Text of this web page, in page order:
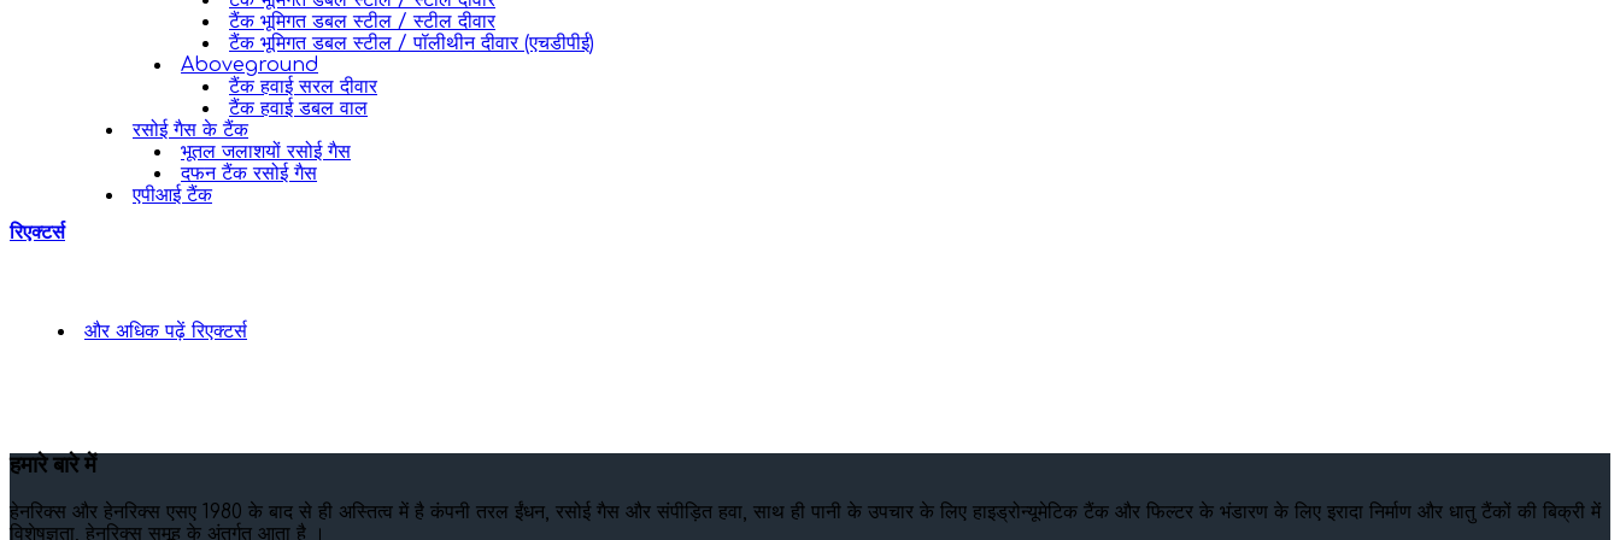
टैंक भूमिगत डबल स्टील / स्टील दीवार
टैंक भूमिगत डबल स्टील / पॉलीथीन दीवार (एचडीपीई)
Aboveground
टैंक हवाई सरल दीवार
टैंक हवाई डबल वाल
रसोई गैस के टैंक
भूतल जलाशयों रसोई गैस
दफन टैंक रसोई गैस
एपीआई टैंक
रिएक्टर्स
और अधिक पढ़ें रिएक्टर्स
हमारे बारे में
हेनरिक्स और हेनरिक्स एसए 1980 के बाद से ही अस्तित्व में है कंपनी तरल ईंधन, रसोई गैस और संपीड़ित हवा, साथ ही पानी के उपचार के लिए हाइड्रोन्यूमेटिक टैंक और फिल्टर के भंडारण के लिए इरादा निर्माण और धातु टैंकों की बिक्री में
विशेषज्ञता, हेनरिक्स समूह के अंतर्गत आता है ।